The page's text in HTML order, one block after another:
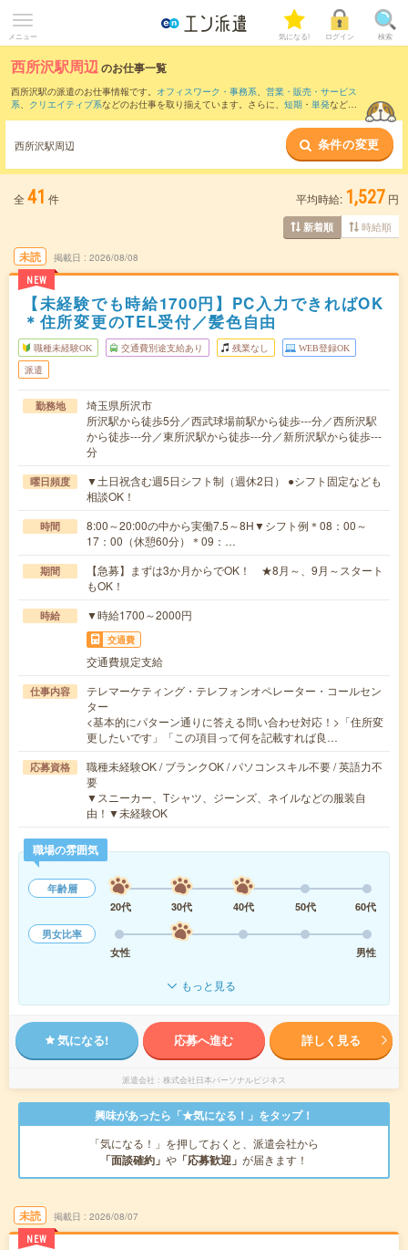
メニュー 気になる! ログイン 検索
西所沢駅周辺のお仕事一覧
西所沢駅の派遣のお仕事情報です。 オフィスワーク・事務系、 営業・販売・サービス
系、 クリエイティブ系などのお仕事を取り揃えています。さらに、 短期 ・ 単発などの
また、立川駅・
など近隣駅のお仕事もご確
認いただけます。
西所沢駅周辺 条件の変更
全 41 件 平均時給: 1,527 円
新着順 時給順
未読
NEW
掲載日 2026/08/08
【未経験でも時給1700円】PC入力できればOK
＊住所変更のTEL受付／髪色自由
職種未経験OK 交通費別途支給あり 残業なし WEB登録OK
派遣
勤務地
埼玉県所沢市
所沢駅から徒歩5分／西武球場前駅から徒歩---分／西所沢駅
から徒歩---分／東所沢駅から徒歩---分／新所沢駅から徒歩---
分
曜日頻度
▼土日祝含む週5日シフト制（週休2日） ●シフト固定なども
相談OK！
時間
8:00～20:00の中から実働7.5～8H▼シフト例＊08：00～
17：00（休憩60分）＊09：…
期間
【急募】まずは3か月からでOK！ ★8月～、9月～スタート
もOK！
時給 ▼時給1700～2000円
交通費
交通費規定支給
仕事内容
テレマーケティング・テレフォンオペレーター・コールセン
ター
<基本的にパターン通りに答える問い合わせ対応！>「住所変
更したいです」「この項目って何を記載すれば良…
応募資格
職種未経験OK / ブランクOK / パソコンスキル不要 / 英語力不
要
▼スニーカー、Tシャツ、ジーンズ、ネイルなどの服装自
由！▼未経験OK
職場の雰囲気
年齢層
20代
30代 40代 50代
60代
男女比率
女性
男性
もっと見る
気になる! 応募へ進む 詳しく見る
派遣会社 株式会社日本パーソナルビジネス
興味があったら「★気になる！」をタップ！
「気になる！」を押しておくと、派遣会社から
「面談確約」 や 「応募歓迎」 が届きます！
未読
NEW
掲載日 2026/08/07